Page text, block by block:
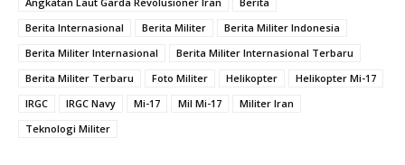
Berita Internasional
Berita Militer
Berita Militer Indonesia
Berita Militer Internasional
Berita Militer Internasional Terbaru
Berita Militer Terbaru
Foto Militer Helikopter
Helikopter Mi-17
IRGC
IRGC Navy Mi-17 Mil Mi-17
Militer Iran
Teknologi Militer